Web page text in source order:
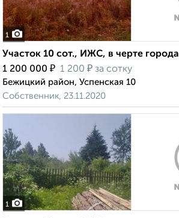
1
Участок 10 сот., ИЖС, в черте города
1 200 000 ₽ 1 200 ₽ за сотку
Бежицкий район, Успенская 10
Собственник, 23.11.2020
1